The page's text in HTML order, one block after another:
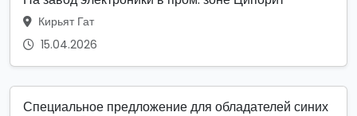
Кирьят Гат
15.04.2026
Специальное предложение для обладателей синих